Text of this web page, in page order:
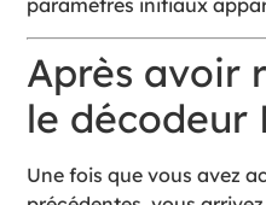
paramètres initiaux
Après avoir
le décodeur
Une fois que vous avez